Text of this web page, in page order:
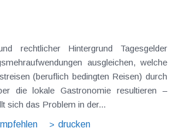
Hintergrund Tagesgelder
ausgleichen, welche
(beruflich bedingten Reisen) durch
die lokale Gastronomie resultieren –
sich das Problem in der...
drucken